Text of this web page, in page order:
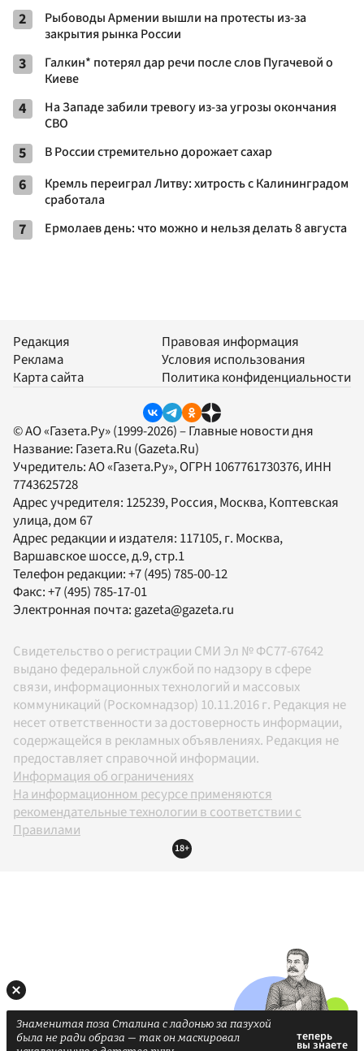
2
Рыбоводы Армении вышли на протесты из-за
закрытия рынка России
3
Галкин* потерял дар речи после слов Пугачевой о
Киеве
4
На Западе забили тревогу из-за угрозы окончания
СВО
5 В России стремительно дорожает сахар
6
Кремль переиграл Литву: хитрость с Калининградом
сработала
7 Ермолаев день: что можно и нельзя делать 8 августа
Редакция
Реклама
Карта сайта
Правовая информация
Условия использования
Политика конфиденциальности
© АО «Газета.Ру» (1999-2026) – Главные новости дня
Название: Газета.Ru (Gazeta.Ru)
Учредитель:АО «Газета.Ру», ОГРН 1067761730376, ИНН
7743625728
Адрес учредителя: 125239, Россия, Москва, Коптевская
улица, дом 67
Адрес редакции и издателя: 117105, г. Москва,
Варшавское шоссе, д.9, стр.1
Телефон редакции:+7 (495) 785-00-12
Факс:+7 (495) 785-17-01
Электронная почта:gazeta@gazeta.ru
Свидетельство о регистрации СМИ Эл № ФС77-67642
выдано федеральной службой по надзору в сфере
связи, информационных технологий и массовых
коммуникаций (Роскомнадзор) 10.11.2016 г. Редакция не
несет ответственности за достоверность информации,
содержащейся в рекламных объявлениях. Редакция не
предоставляет справочной информации.
Информация об ограничениях
На информационном ресурсе применяются
рекомендательные технологии в соответствии с
Правилами
18+
Знаменитая поза Сталина с ладонью за пазухой
была не ради образа — так он маскировал